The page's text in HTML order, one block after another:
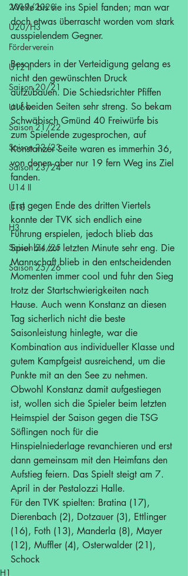
2019/2020
U20/H3
Förderverein
U12 II
Saison 20/21
U16w
Saison 21/22
Saison 22/23
Saison 23/24
U14 II
U10
H3
Saison 24/25
Saison 25/26
Weile bis sie ins Spiel fanden; man war
doch etwas überrascht worden vom stark
ausspielendem Gegner.
Besonders in der Verteidigung gelang es
nicht den gewünschten Druck
aufzubauen. Die Schiedsrichter Pfiffen
auf beiden Seiten sehr streng. So bekam
Schwäbisch Gmünd 40 Freiwürfe bis
zum Spielende zugesprochen, auf
Konstanzer Seite waren es immerhin 36,
von denen aber nur 19 fern Weg ins Ziel
fanden.
Erst gegen Ende des dritten Viertels
konnte der TVK sich endlich eine
Führung erspielen, jedoch blieb das
Spiel bis zur letzten Minute sehr eng. Die
Mannschaft blieb in den entscheidenden
Momenten immer cool und fuhr den Sieg
trotz der Startschwierigkeiten nach
Hause. Auch wenn Konstanz an diesen
Tag sicherlich nicht die beste
Saisonleistung hinlegte, war die
Kombination aus individueller Klasse und
gutem Kampfgeist ausreichend, um die
Punkte mit an den See zu nehmen.
Obwohl Konstanz damit aufgestiegen
ist, wollen sich die Spieler beim letzten
Heimspiel der Saison gegen die TSG
Söflingen noch für die
Hinspielniederlage revanchieren und erst
dann gemeinsam mit den Heimfans den
Aufstieg feiern. Das Spielt steigt am 7.
April in der Pestalozzi Halle.
Für den TVK spielten: Bratina (17),
Dierenbach (2), Dotzauer (3), Ettlinger
(16), Foth (13), Manderla (8), Mayer
(12), Muffler (4), Osterwalder (21),
Schock
H1